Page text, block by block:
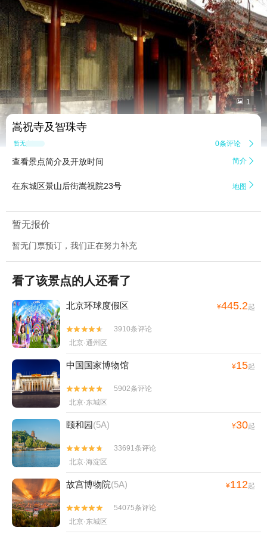
 1
嵩祝寺及智珠寺
暂无点评 0条评论 
查看景点简介及开放时间 简介 
在东城区景山后街嵩祝院23号 地图 
暂无报价
暂无门票预订，我们正在努力补充
看了该景点的人还看了
北京环球度假区 ¥445.2起


3910条评论
北京·通州区
中国国家博物馆 ¥15起


5902条评论
北京·东城区
颐和园(5A) ¥30起


33691条评论
北京·海淀区
故宫博物院(5A) ¥112起


54075条评论
北京·东城区
